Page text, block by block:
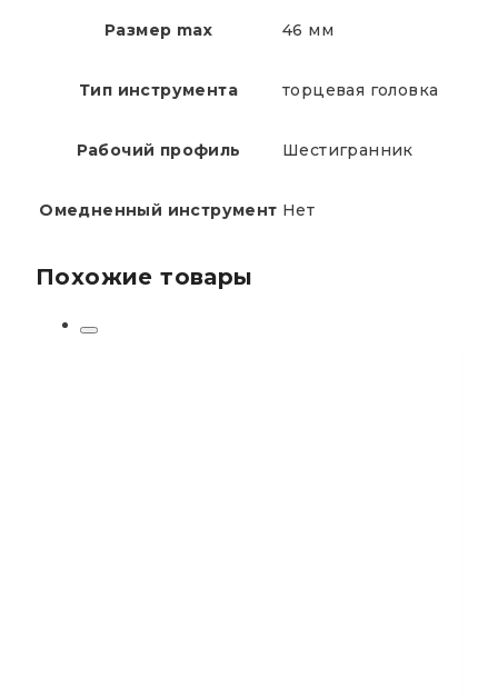
Размер max 46 мм
Тип инструмента торцевая головка
Рабочий профиль Шестигранник
Омедненный инструмент Нет
Похожие товары